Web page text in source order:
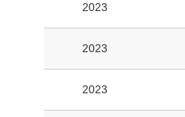
2023
2023
2023